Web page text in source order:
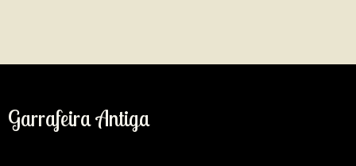
Garrafeira Antiga